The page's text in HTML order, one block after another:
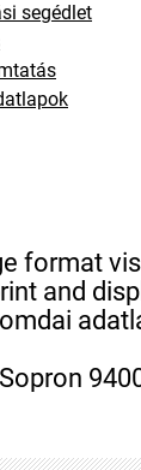
segédlet
format
and